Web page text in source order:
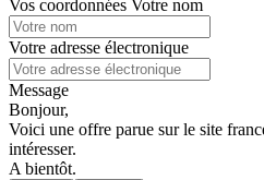
Vos coordonnées Votre nom
Votre adresse électronique
Message
Bonjour,
Voici une offre parue sur le site
intéresser.
A bientôt.